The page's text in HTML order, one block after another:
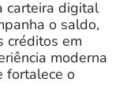
carteira digital
o saldo,
créditos em
moderna
fortalece o